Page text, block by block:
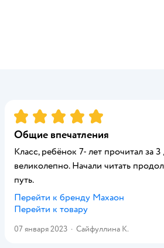
Рейтинг:5
Общие впечатления
Класс, ребёнок 7- лет прочитал за 3
великолепно. Начали читать
путь.
Перейти к бренду Махаон
Перейти к товару
07 января 2023 · Сайфуллина К.